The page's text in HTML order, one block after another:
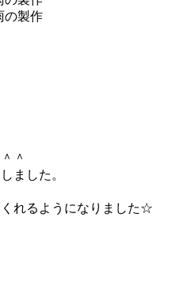
＾
ました。
くれるようになりました☆